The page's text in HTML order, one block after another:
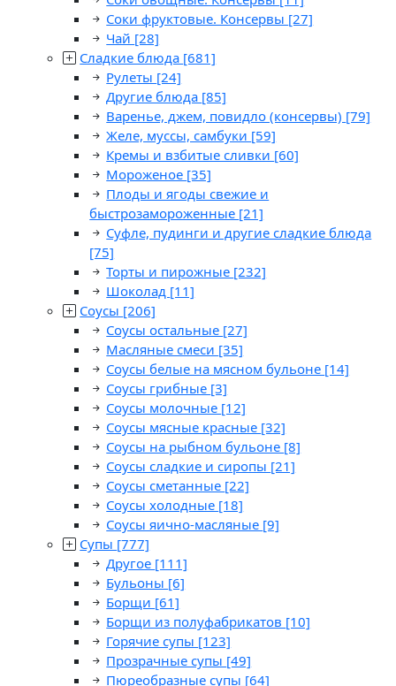
Соки фруктовые. Консервы [27]
Чай [28]
Сладкие блюда [681]
Рулеты [24]
Другие блюда [85]
Варенье, джем, повидло (консервы) [79]
Желе, муссы, самбуки [59]
Кремы и взбитые сливки [60]
Мороженое [35]
Плоды и ягоды свежие и
быстрозамороженные [21]
Суфле, пудинги и другие сладкие блюда
[75]
Торты и пирожные [232]
Шоколад [11]
Соусы [206]
Соусы остальные [27]
Масляные смеси [35]
Соусы белые на мясном бульоне [14]
Соусы грибные [3]
Соусы молочные [12]
Соусы мясные красные [32]
Соусы на рыбном бульоне [8]
Соусы сладкие и сиропы [21]
Соусы сметанные [22]
Соусы холодные [18]
Соусы яично-масляные [9]
Супы [777]
Другое [111]
Бульоны [6]
Борщи [61]
Борщи из полуфабрикатов [10]
Горячие супы [123]
Прозрачные супы [49]
Пюреобразные супы [64]